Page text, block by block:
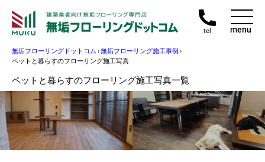
tel menu
無垢フローリングドットコム›無垢フローリング施工事例›
ペットと暮らすのフローリング施工写真
ペットと暮らすのフローリング施工写真一覧